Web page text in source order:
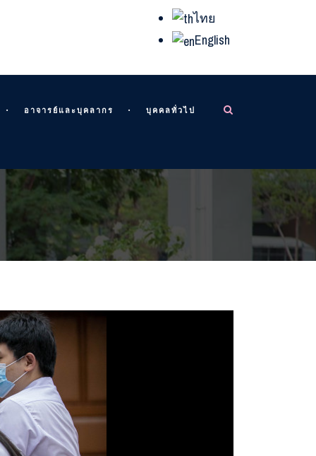
ไทย
English
อาจารย์และบุคลากร บุคคลทั่วไป